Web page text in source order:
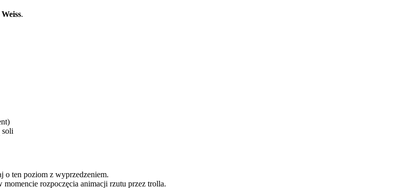
Weiss.
soli
o ten poziom z wyprzedzeniem.
rozpoczęcia animacji rzutu przez trolla.